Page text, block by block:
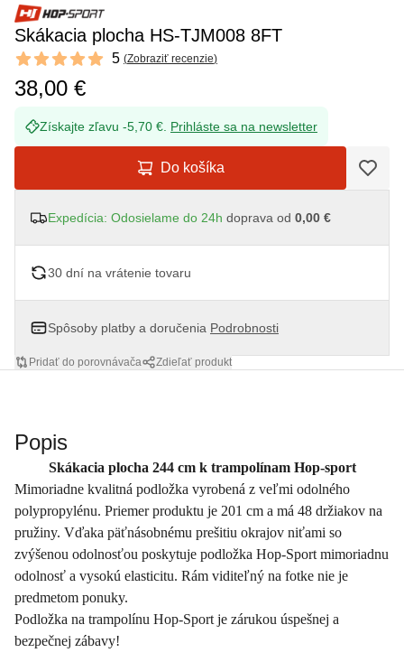
Skákacia plocha HS-TJM008 8FT
Reviews
5 out of 5 stars 5 (Zobraziť recenzie)
38,00 €
Získajte zľavu -5,70 €. Prihláste sa na newsletter
Do košíka
Expedícia: Odosielame do 24h doprava od 0,00 €
30 dní na vrátenie tovaru
Spôsoby platby a doručenia Podrobnosti
Pridať do porovnávača Zdieľať produkt
Popis
Skákacia plocha 244 cm k trampolínam Hop-sport
Mimoriadne kvalitná podložka vyrobená z veľmi odolného
polypropylénu. Priemer produktu je 201 cm a má 48 držiakov na
pružiny. Vďaka päťnásobnému prešitiu okrajov niťami so
zvýšenou odolnosťou poskytuje podložka Hop-Sport mimoriadnu
odolnosť a vysokú elasticitu. Rám viditeľný na fotke nie je
predmetom ponuky.
Podložka na trampolínu Hop-Sport je zárukou úspešnej a
bezpečnej zábavy!